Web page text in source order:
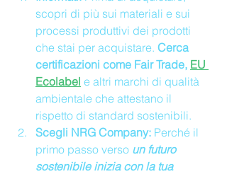
scopri di più sui materiali e sui
processi produttivi dei prodotti
che stai per acquistare. Cerca
certificazioni come Fair Trade, EU
Ecolabel e altri marchi di qualità
ambientale che attestano il
rispetto di standard sostenibili.
Scegli NRG Company: Perché il
primo passo verso un futuro
sostenibile inizia con la tua